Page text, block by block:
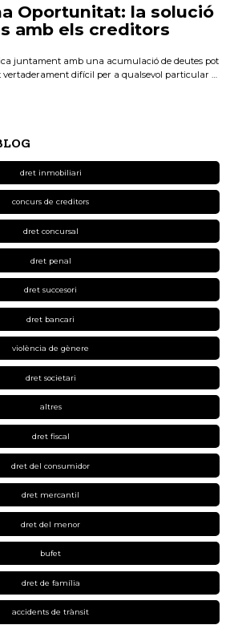
Oportunitat: la solució
amb els creditors
juntament amb una acumulació de deutes pot
difícil per a qualsevol particular …
dret inmobiliari
concurs de creditors
dret concursal
dret penal
dret succesori
dret bancari
violència de gènere
dret societari
altres
dret fiscal
dret del consumidor
dret mercantil
dret del menor
bufet
dret de família
accidents de trànsit